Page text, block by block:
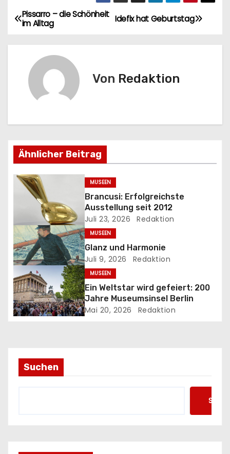
B
e
a
g
s
a
v
i
g
a
t
Idefix hat Geburtstag
Pissarro – die Schönheit
im Alltag
Von Redaktion
Ähnlicher Beitrag
MUSEEN
Brancusi: Erfolgreichste
Ausstellung seit 2012
Juli 23, 2026 Redaktion
MUSEEN
Glanz und Harmonie
Juli 9, 2026 Redaktion
MUSEEN
Ein Weltstar wird gefeiert: 200
Jahre Museumsinsel Berlin
Mai 20, 2026 Redaktion
Suchen